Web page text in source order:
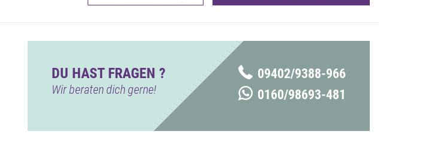
DU HAST FRAGEN ?
Wir beraten dich gerne!
09402/9388-966
0160/98693-481